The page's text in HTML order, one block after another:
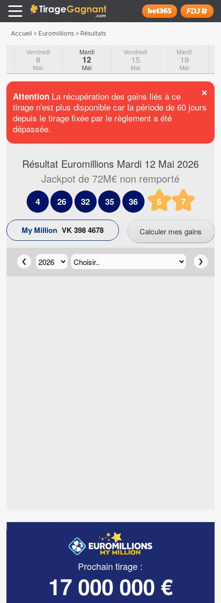
x
Tirage Gagnant
Installer
Accueil > Euromillions> Résultats
Vendredi
8
Mai
Mardi
12
Mai
Vendredi
15
Mai
Mardi
19
Mai
×
Attention La récupération des gains liés à ce
tirage n'est plus disponible car la période de 60 jours
depuis le tirage fixée par le règlement a été
dépassée.
Résultat Euromillions Mardi 12 Mai 2026
Jackpot de 72M€ non remporté
4 26 32 35 36 5 7
My Million VK 3984678 Calculer mes gains
Prochain tirage :
17 000 000 €